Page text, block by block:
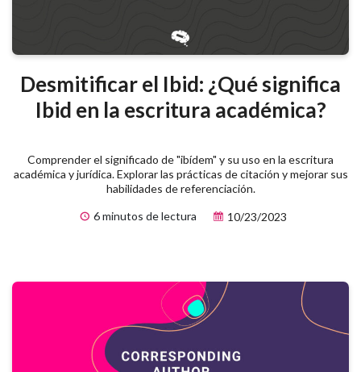
Desmitificar el Ibid: ¿Qué significa
Ibid en la escritura académica?
Comprender el significado de "ibídem" y su uso en la escritura
académica y jurídica. Explorar las prácticas de citación y mejorar sus
habilidades de referenciación.
6 minutos de lectura
10/23/2023